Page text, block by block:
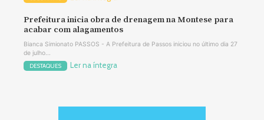
Prefeitura inicia obra de drenagem na Montese para
acabar com alagamentos
Bianca Simionato PASSOS - A Prefeitura de Passos iniciou no último dia 27
de julho...
DESTAQUES Ler na íntegra